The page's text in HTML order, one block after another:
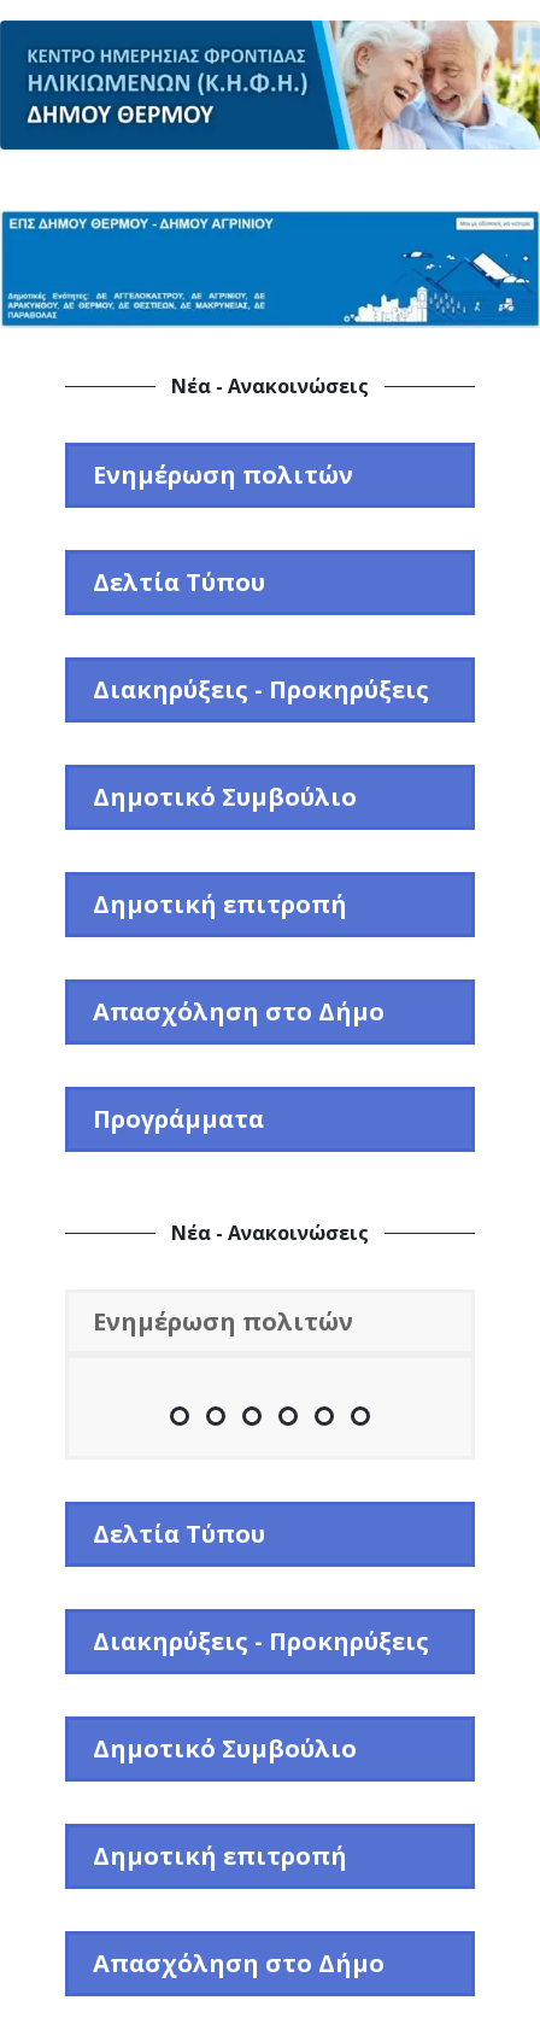
Νέα - Ανακοινώσεις
Ενημέρωση πολιτών
Δελτία Τύπου
Διακηρύξεις - Προκηρύξεις
Δημοτικό Συμβούλιο
Δημοτική επιτροπή
Απασχόληση στο Δήμο
Προγράμματα
Νέα - Ανακοινώσεις
Ενημέρωση πολιτών
Δελτία Τύπου
Διακηρύξεις - Προκηρύξεις
Δημοτικό Συμβούλιο
Δημοτική επιτροπή
Απασχόληση στο Δήμο